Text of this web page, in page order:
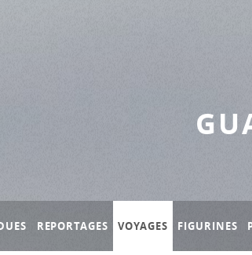
REPORTAGES VOYAGES FIGURINES